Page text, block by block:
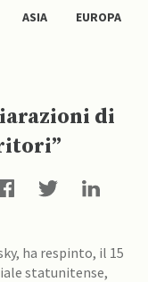
ASIA EUROPA
di
ha respinto, il 15
statunitense,